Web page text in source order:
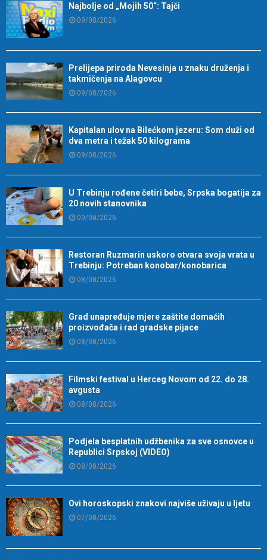
Najbolje od „Mojih 50“: Tajči
09/08/2026
Prelijepa priroda Nevesinja u znaku druženja i
takmičenja na Alagovcu
09/08/2026
Kapitalan ulov na Bilećkom jezeru: Som duži od
dva metra i težak 50 kilograma
09/08/2026
U Trebinju rođene četiri bebe, Srpska bogatija za
20 novih stanovnika
09/08/2026
Restoran Ruzmarin uskoro otvara svoja vrata u
Trebinju: Potreban konobar/konobarica
08/08/2026
Grad unapređuje mjere zaštite domaćih
proizvođača i rad gradske pijace
08/08/2026
Filmski festival u Herceg Novom od 22. do 28.
avgusta
08/08/2026
Podjela besplatnih udžbenika za sve osnovce u
Republici Srpskoj (VIDEO)
08/08/2026
Ovi horoskopski znakovi najviše uživaju u ljetu
07/08/2026